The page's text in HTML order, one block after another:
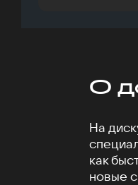
О
На
как
новые